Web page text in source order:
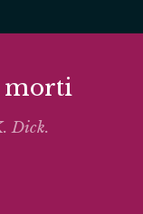
morti
Dick.